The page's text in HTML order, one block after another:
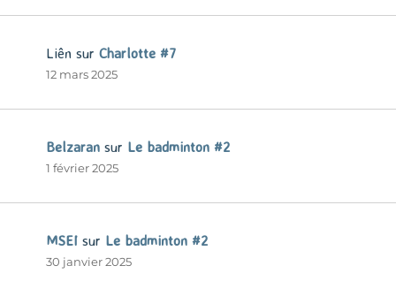
Liên sur Charlotte #7
12 mars 2025
Belzaran sur Le badminton #2
1 février 2025
MSEI sur Le badminton #2
30 janvier 2025